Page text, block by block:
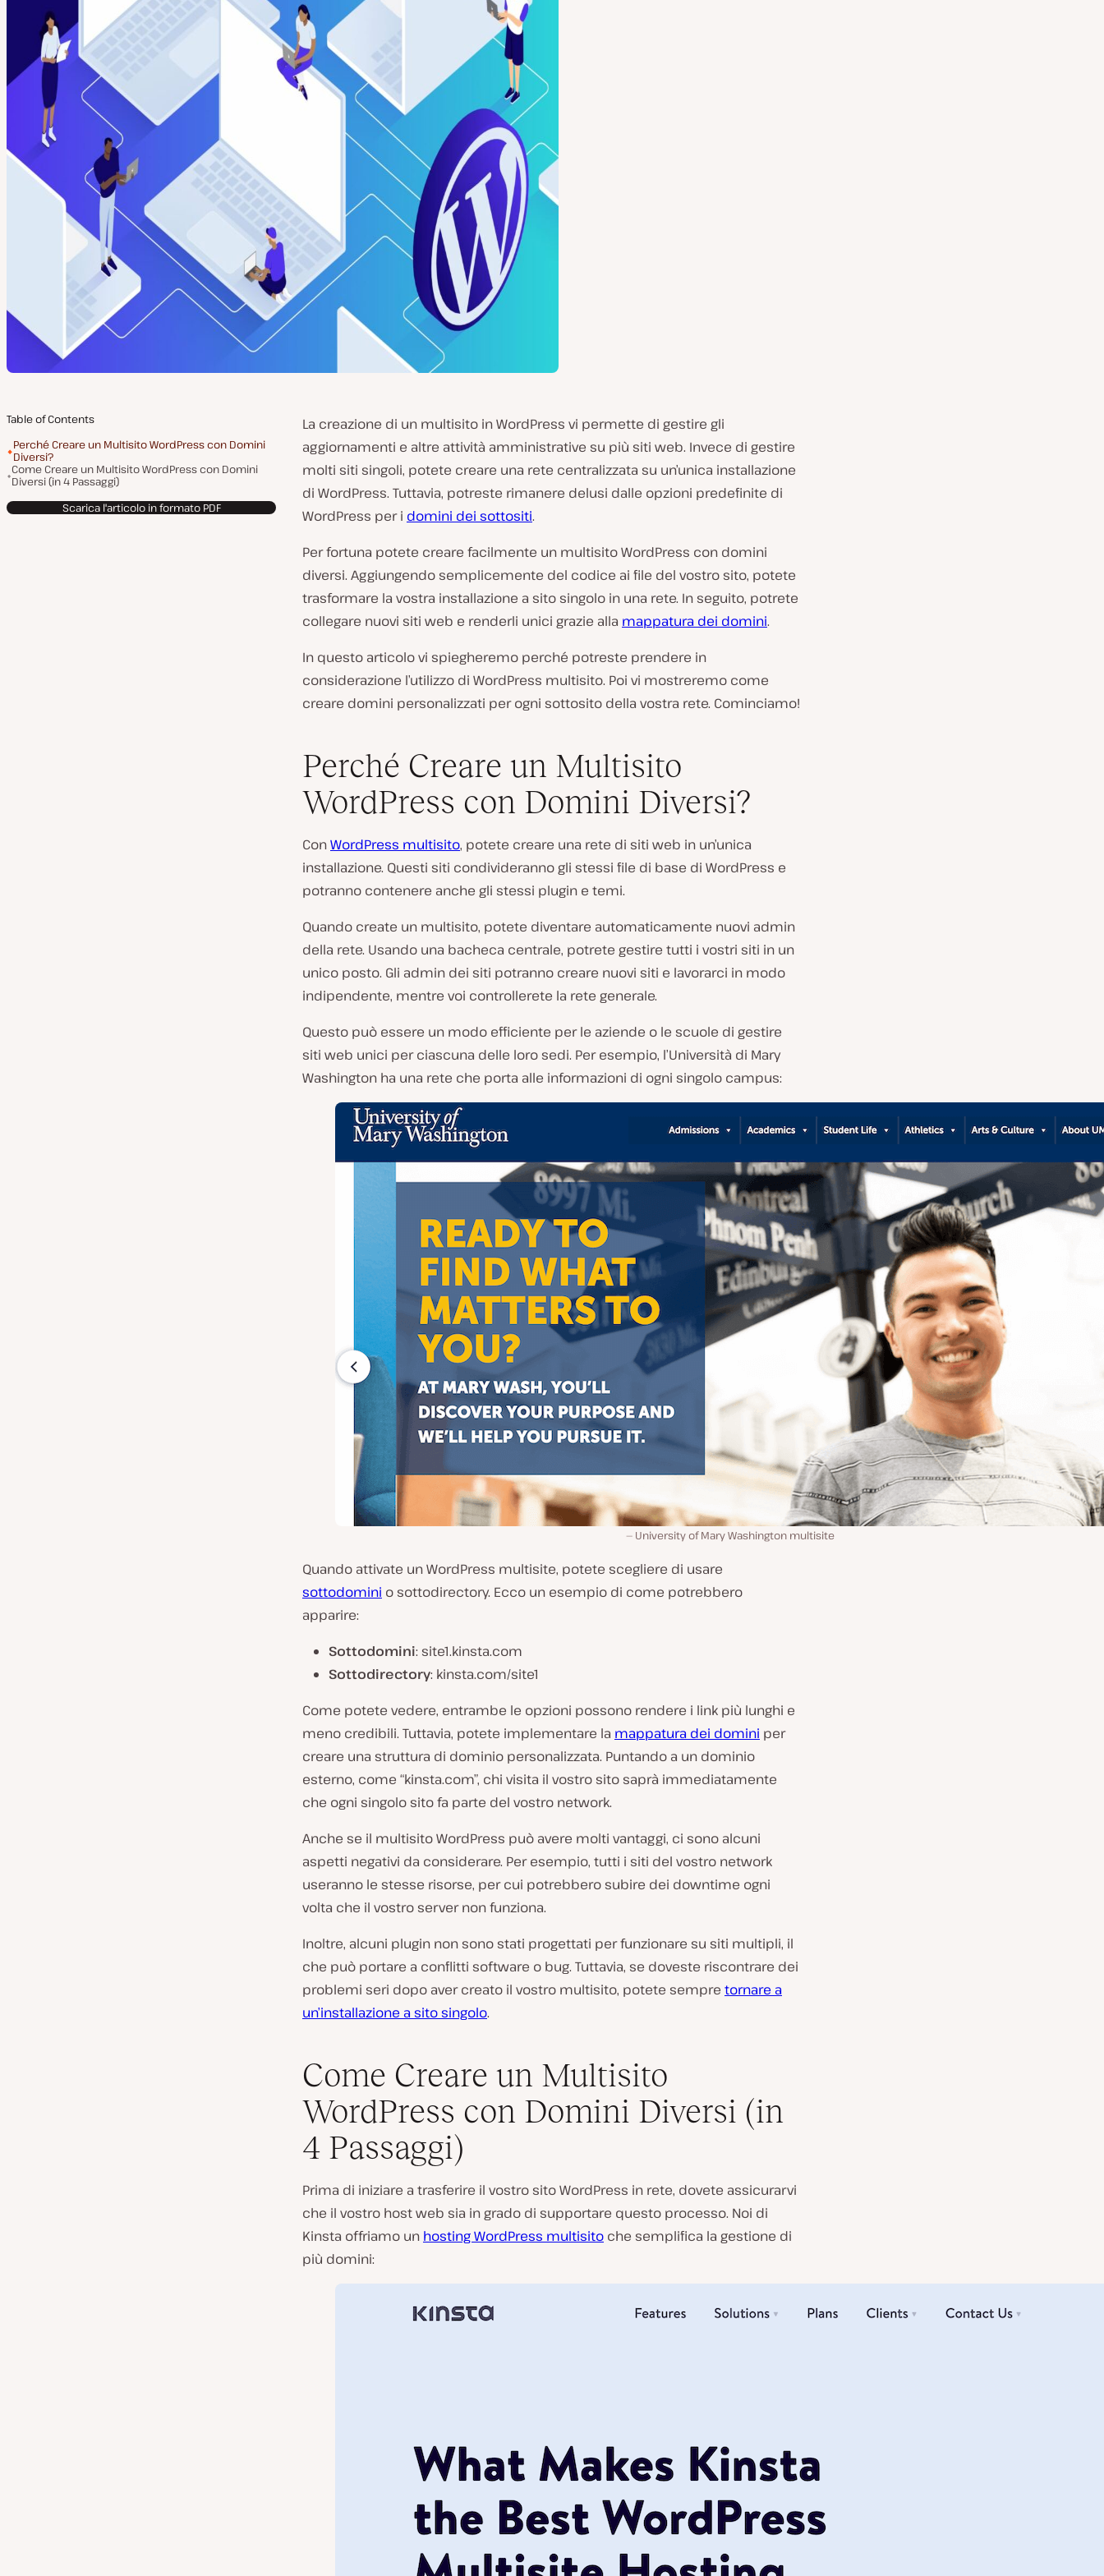
Table of Contents
Perché Creare un Multisito WordPress con Domini
Diversi?
Come Creare un Multisito WordPress con Domini
Diversi (in 4 Passaggi)
Scarica l'articolo in formato PDF
La creazione di un multisito in WordPress vi permette di gestire gli
aggiornamenti e altre attività amministrative su più siti web. Invece di gestire
molti siti singoli, potete creare una rete centralizzata su un’unica installazione
di WordPress. Tuttavia, potreste rimanere delusi dalle opzioni predefinite di
WordPress per i domini dei sottositi.
Per fortuna potete creare facilmente un multisito WordPress con domini
diversi. Aggiungendo semplicemente del codice ai file del vostro sito, potete
trasformare la vostra installazione a sito singolo in una rete. In seguito, potrete
collegare nuovi siti web e renderli unici grazie alla mappatura dei domini.
In questo articolo vi spiegheremo perché potreste prendere in
considerazione l’utilizzo di WordPress multisito. Poi vi mostreremo come
creare domini personalizzati per ogni sottosito della vostra rete. Cominciamo!
Perché Creare un Multisito
WordPress con Domini Diversi?
ConWordPress multisito, potete creare una rete di siti web in un’unica
installazione. Questi siti condivideranno gli stessi file di base di WordPress e
potranno contenere anche gli stessi plugin e temi.
Quando create un multisito, potete diventare automaticamente nuovi admin
della rete. Usando una bacheca centrale, potrete gestire tutti i vostri siti in un
unico posto. Gli admin dei siti potranno creare nuovi siti e lavorarci in modo
indipendente, mentre voi controllerete la rete generale.
Questo può essere un modo efficiente per le aziende o le scuole di gestire
siti web unici per ciascuna delle loro sedi. Per esempio, l’Università di Mary
Washington ha una rete che porta alle informazioni di ogni singolo campus:
University of Mary Washington multisite
Quando attivate un WordPress multisite, potete scegliere di usare
sottodomini o sottodirectory. Ecco un esempio di come potrebbero
apparire:
Sottodomini: site1.kinsta.com
Sottodirectory: kinsta.com/site1
Come potete vedere, entrambe le opzioni possono rendere i link più lunghi e
meno credibili. Tuttavia, potete implementare la mappatura dei domini per
creare una struttura di dominio personalizzata. Puntando a un dominio
esterno, come “kinsta.com”, chi visita il vostro sito saprà immediatamente
che ogni singolo sito fa parte del vostro network.
Anche se il multisito WordPress può avere molti vantaggi, ci sono alcuni
aspetti negativi da considerare. Per esempio, tutti i siti del vostro network
useranno le stesse risorse, per cui potrebbero subire dei downtime ogni
volta che il vostro server non funziona.
Inoltre, alcuni plugin non sono stati progettati per funzionare su siti multipli, il
che può portare a conflitti software o bug. Tuttavia, se doveste riscontrare dei
problemi seri dopo aver creato il vostro multisito, potete sempre tornare a
un’installazione a sito singolo.
Come Creare un Multisito
WordPress con Domini Diversi (in
4 Passaggi)
Prima di iniziare a trasferire il vostro sito WordPress in rete, dovete assicurarvi
che il vostro host web sia in grado di supportare questo processo. Noi di
Kinsta offriamo un hosting WordPress multisito che semplifica la gestione di
più domini: